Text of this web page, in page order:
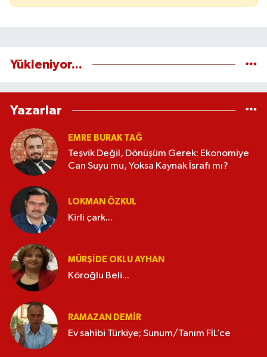
Yükleniyor...
Yazarlar
EMRE BURAK TAĞ
Teşvik Değil, Dönüşüm Gerek: Ekonomiye
Can Suyu mu, Yoksa Kaynak İsrafı mı?
LOKMAN ÖZKUL
Kirli çark...
MÜRŞIDE OKLU AYHAN
Köroğlu Beli...
RAMAZAN DEMİR
Ev sahibi Türkiye; Sunum/Tanım FİL’ce